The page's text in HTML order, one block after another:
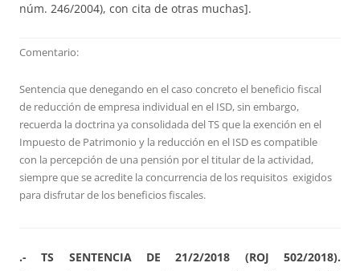
núm. 246/2004), con cita de otras muchas].
Comentario:
Sentencia que denegando en el caso concreto el beneficio fiscal
de reducción de empresa individual en el ISD, sin embargo,
recuerda la doctrina ya consolidada del TS que la exención en el
Impuesto de Patrimonio y la reducción en el ISD es compatible
con la percepción de una pensión por el titular de la actividad,
siempre que se acredite la concurrencia de los requisitos exigidos
para disfrutar de los beneficios fiscales.
.- TS SENTENCIA DE 21/2/2018 (ROJ 502/2018).